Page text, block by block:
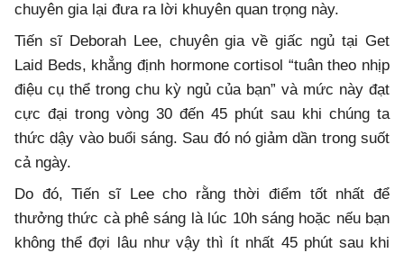
chuyên gia lại đưa ra lời khuyên quan trọng này.
Tiến sĩ Deborah Lee, chuyên gia về giấc ngủ tại Get
Laid Beds, khẳng định hormone cortisol “tuân theo nhịp
điệu cụ thể trong chu kỳ ngủ của bạn” và mức này đạt
cực đại trong vòng 30 đến 45 phút sau khi chúng ta
thức dậy vào buổi sáng. Sau đó nó giảm dần trong suốt
cả ngày.
Do đó, Tiến sĩ Lee cho rằng thời điểm tốt nhất để
thưởng thức cà phê sáng là lúc 10h sáng hoặc nếu bạn
không thể đợi lâu như vậy thì ít nhất 45 phút sau khi